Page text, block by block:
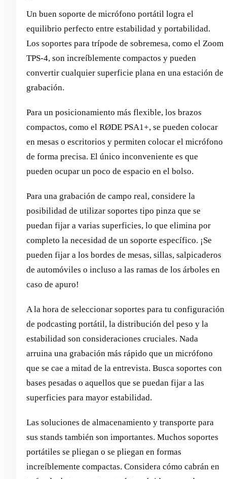
Un buen soporte de micrófono portátil logra el
equilibrio perfecto entre estabilidad y portabilidad.
Los soportes para trípode de sobremesa, como el Zoom
TPS-4, son increíblemente compactos y pueden
convertir cualquier superficie plana en una estación de
grabación.
Para un posicionamiento más flexible, los brazos
compactos, como el RØDE PSA1+, se pueden colocar
en mesas o escritorios y permiten colocar el micrófono
de forma precisa. El único inconveniente es que
pueden ocupar un poco de espacio en el bolso.
Para una grabación de campo real, considere la
posibilidad de utilizar soportes tipo pinza que se
puedan fijar a varias superficies, lo que elimina por
completo la necesidad de un soporte específico. ¡Se
pueden fijar a los bordes de mesas, sillas, salpicaderos
de automóviles o incluso a las ramas de los árboles en
caso de apuro!
A la hora de seleccionar soportes para tu configuración
de podcasting portátil, la distribución del peso y la
estabilidad son consideraciones cruciales. Nada
arruina una grabación más rápido que un micrófono
que se cae a mitad de la entrevista. Busca soportes con
bases pesadas o aquellos que se puedan fijar a las
superficies para mayor estabilidad.
Las soluciones de almacenamiento y transporte para
sus stands también son importantes. Muchos soportes
portátiles se pliegan o se pliegan en formas
increíblemente compactas. Considera cómo cabrán en